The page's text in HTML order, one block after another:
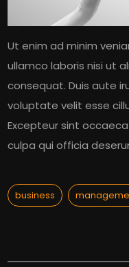
Ut enim ad minim
ullamco laboris nisi ut
consequat. Duis aute
voluptate velit esse
Excepteur sint
culpa qui officia
business